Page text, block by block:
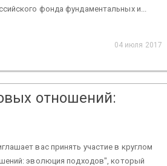
фонда фундаментальных и...
04 июля 2017
отношений:
вас принять участие в круглом
эволюция подходов", который